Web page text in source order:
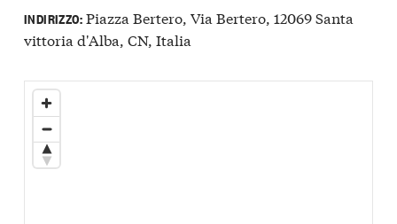
INDIRIZZO:Piazza Bertero, Via Bertero, 12069 Santa
vittoria d'Alba, CN, Italia